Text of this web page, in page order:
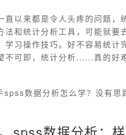
直以来都是令人头疼的问题，
法和统计分析工具，可能就
学习操作技巧。好不容易统计
不可即，统计分析......真的好
spss数据分析：